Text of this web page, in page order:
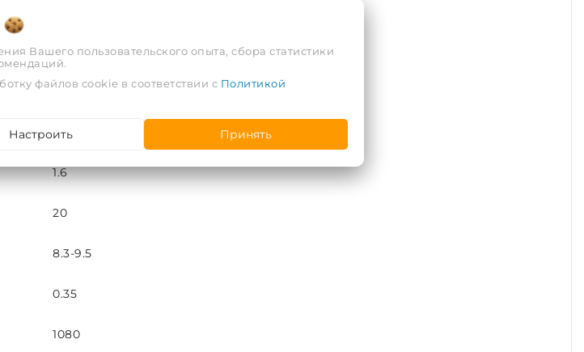
588
80
96
1.6
20
8.3-9.5
0.35
1080
Вашего пользовательского опыта, сбора статистики
файлов cookie в соответствии с Политикой
Настроить Принять